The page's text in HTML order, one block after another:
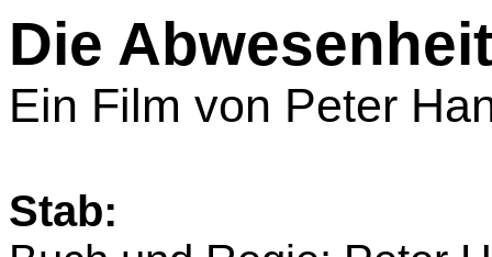
Die Abwesenheit
Ein Film von Peter
Stab: